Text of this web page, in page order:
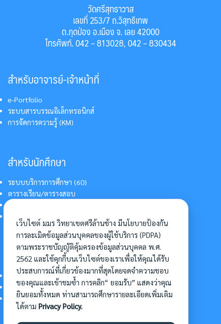
วัดศรีสุทธาวาส
เลขที่ 253/7 ถ.วิสุทธิเทพ
ต.กุดป่อง อ.เมือง จ. เลย 42000
โทรศัพท์. 042 – 813028, 042 – 830434
สำหรับอาจารย์-เจ้าหน้าที่
e-Portfolio
ระบบสารบรรณอิเล็กทรอนิกส์
การจัดการความรู้ (KM)
สำหรับนักศึกษา
ระบบบริการการศึกษา (60)
ตารางเรียน/ตารางสอบ
อื่นๆ
การเข้าศึกษาต่อ
ดาวน์โหลดแบบฟอร์ม
การบริหารจัดการโครงการ
เว็บไซต์ มมร วิทยาเขตศรีล้านช้าง มีนโยบายป้องกัน
การละเมิดข้อมูลส่วนบุคคลของผู้ใช้บริการ (PDPA)
ตามพระราชบัญญัติคุ้มครองข้อมูลส่วนบุคคล พ.ศ.
2562 และใช้คุกกี้บนเว็บไซต์ของเราเพื่อให้คุณได้รับ
ประสบการณ์ที่เกี่ยวข้องมากที่สุดโดยจดจำความชอบ
ของคุณและเข้าชมซ้ำ การคลิก“ ยอมรับ” แสดงว่าคุณ
ยินยอมทั้งหมด ท่านสามารถศึกษารายละเอียดเพิ่มเติม
ได้ตาม Privacy Policy.